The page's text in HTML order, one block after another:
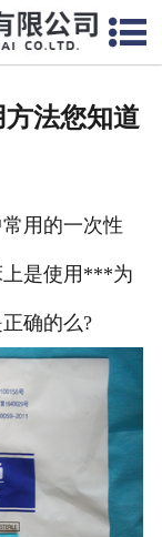
站首页
房设备
才招聘
我们
法您知道
用的一次性
是使用***为
确的么?